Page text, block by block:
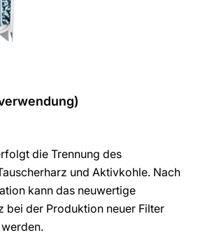
die Trennung des
und Aktivkohle. Nach
kann das neuwertige
bei der Produktion neuer Filter